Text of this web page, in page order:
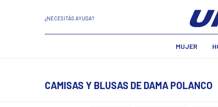
MUJER
¿NECESITÁS AYUDA?
CAMISAS Y BLUSAS DE DAMA POLANCO